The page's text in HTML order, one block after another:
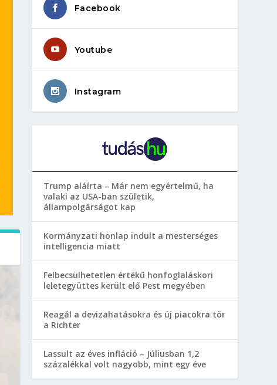
Facebook
Youtube
Instagram
Trump aláírta – Már nem egyértelmű, ha
valaki az USA-ban születik,
állampolgárságot kap
Kormányzati honlap indult a mesterséges
intelligencia miatt
Felbecsülhetetlen értékű honfoglaláskori
leletegyüttes került elő Pest megyében
Reagál a devizahatásokra és új piacokra tör
a Richter
Lassult az éves infláció – Júliusban 1,2
százalékkal volt nagyobb, mint egy éve